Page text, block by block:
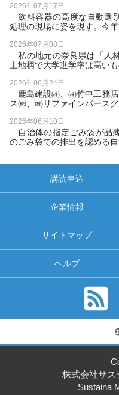
2026年07月17日
飲料容器の高度な自動選
処理の現場に姿を現す。今
2026年07月08日
私の地元の奈良県は「人
土地柄で大学進学率は高い
2026年06月24日
鹿島建設㈱、㈱竹中工務
ス㈱、㈱リファインバース
2026年06月10日
自治体の指定ごみ袋が品
のごみ袋での排出を認める
講読申込
企業情報
サイトマップ
ヘルプ
株式会社サス
Sustaina